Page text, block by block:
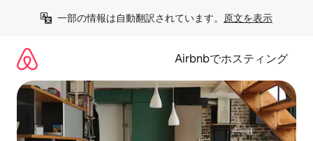
一部の情報は自動翻訳されています。 原文を表示
Airbnbでホスティング